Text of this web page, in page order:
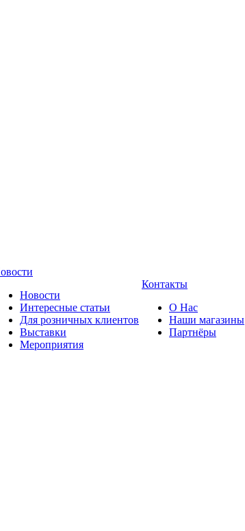
Новости
Интересные статьи
Для розничных клиентов
Выставки
Мероприятия
Контакты
О Нас
Наши магазины
Партнёры